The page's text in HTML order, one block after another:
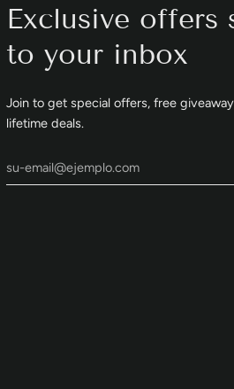
Exclusive offers
to your inbox
Join to get special offers, free
lifetime deals.